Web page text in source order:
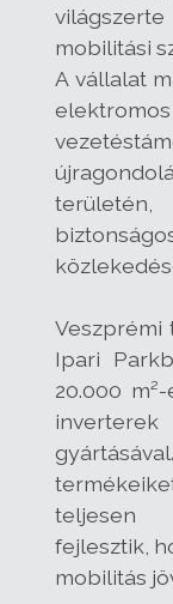
mobilitási
A vállalat
Veszprémi
Ipari
20.000
teljesen
fejlesztik,
mobilitás